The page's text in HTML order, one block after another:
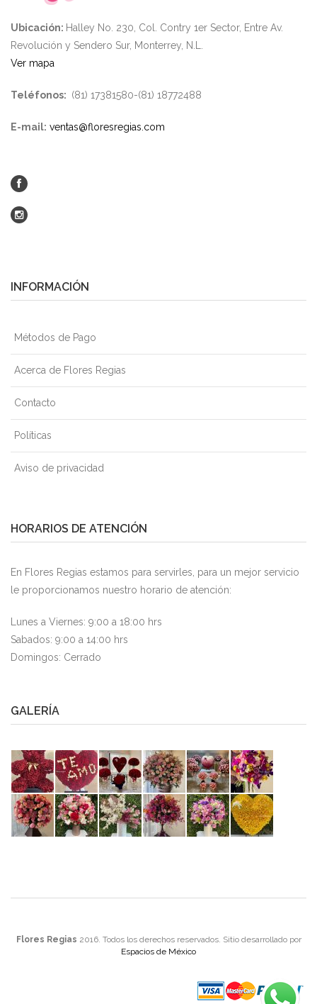
Ubicación: Halley No. 230, Col. Contry 1er Sector, Entre Av.
Revolución y Sendero Sur, Monterrey, N.L.
Ver mapa
Teléfonos: (81) 17381580-(81) 18772488
E-mail: ventas@floresregias.com
INFORMACIÓN
Métodos de Pago
Acerca de Flores Regias
Contacto
Políticas
Aviso de privacidad
HORARIOS DE ATENCIÓN
En Flores Regias estamos para servirles, para un mejor servicio
le proporcionamos nuestro horario de atención:
Lunes a Viernes: 9:00 a 18:00 hrs
Sabados: 9:00 a 14:00 hrs
Domingos: Cerrado
GALERÍA
Flores Regias 2016. Todos los derechos reservados. Sitio desarrollado por
Espacios de México